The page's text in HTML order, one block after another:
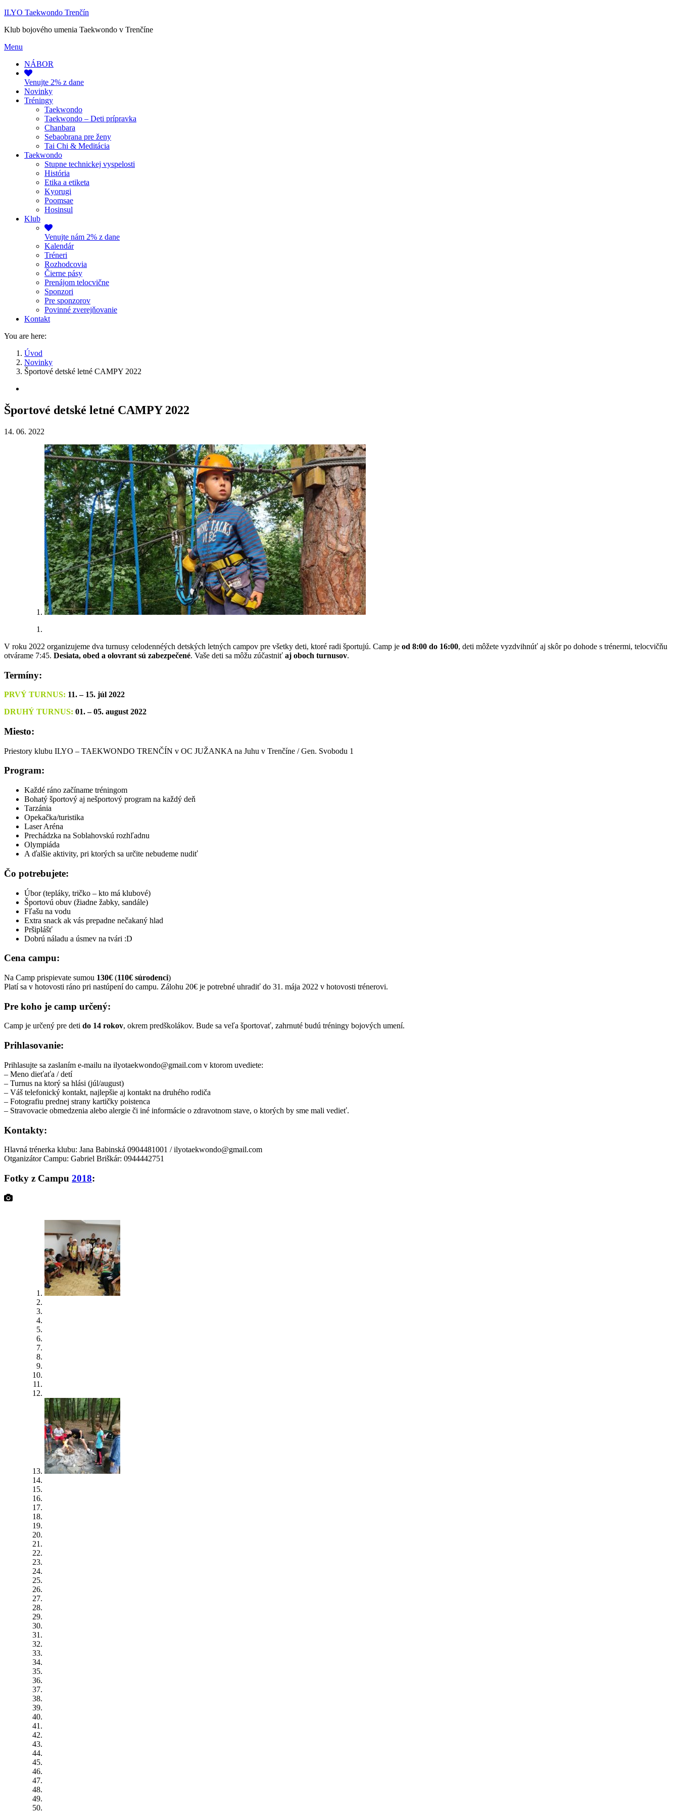
ILYO Taekwondo Trenčín
Klub bojového umenia Taekwondo v Trenčíne
Menu
NÁBOR
Venujte 2% z dane
Novinky
Tréningy
Taekwondo
Taekwondo – Deti prípravka
Chanbara
Sebaobrana pre ženy
Tai Chi & Meditácia
Taekwondo
Stupne technickej vyspelosti
História
Etika a etiketa
Kyorugi
Poomsae
Hosinsul
Klub
Venujte nám 2% z dane
Kalendár
Tréneri
Rozhodcovia
Čierne pásy
Prenájom telocvične
Sponzori
Pre sponzorov
Povinné zverejňovanie
Kontakt
You are here:
Úvod
Novinky
Športové detské letné CAMPY 2022
Športové detské letné CAMPY 2022
14. 06. 2022
V roku 2022 organizujeme dva turnusy celodennéých detských letných campov pre všetky deti, ktoré radi športujú. Camp je od 8:00 do 16:00, deti môžete vyzdvihnúť aj skôr po dohode s trénermi, telocvičňu
otvárame 7:45. Desiata, obed a olovrant sú zabezpečené. Vaše deti sa môžu zúčastniť aj oboch turnusov.
Termíny:
PRVÝ TURNUS: 11. – 15. júl 2022
DRUHÝ TURNUS: 01. – 05. august 2022
Miesto:
Priestory klubu ILYO – TAEKWONDO TRENČÍN v OC JUŽANKA na Juhu v Trenčíne / Gen. Svobodu 1
Program:
Každé ráno začíname tréningom
Bohatý športový aj nešportový program na každý deň
Tarzánia
Opekačka/turistika
Laser Aréna
Prechádzka na Soblahovskú rozhľadnu
Olympiáda
A ďalšie aktivity, pri ktorých sa určite nebudeme nudiť
Čo potrebujete:
Úbor (tepláky, tričko – kto má klubové)
Športovú obuv (žiadne žabky, sandále)
Fľašu na vodu
Extra snack ak vás prepadne nečakaný hlad
Pršiplášť
Dobrú náladu a úsmev na tvári :D
Cena campu:
Na Camp prispievate sumou 130€ (110€ súrodenci)
Platí sa v hotovosti ráno pri nastúpení do campu. Zálohu 20€ je potrebné uhradiť do 31. mája 2022 v hotovosti trénerovi.
Pre koho je camp určený:
Camp je určený pre deti do 14 rokov, okrem predškolákov. Bude sa veľa športovať, zahrnuté budú tréningy bojových umení.
Prihlasovanie:
Prihlasujte sa zaslaním e-mailu na ilyotaekwondo@gmail.com v ktorom uvediete:
– Meno dieťaťa / detí
– Turnus na ktorý sa hlási (júl/august)
– Váš telefonický kontakt, najlepšie aj kontakt na druhého rodiča
– Fotografiu prednej strany kartičky poistenca
– Stravovacie obmedzenia alebo alergie či iné informácie o zdravotnom stave, o ktorých by sme mali vedieť.
Kontakty:
Hlavná trénerka klubu: Jana Babinská 0904481001 / ilyotaekwondo@gmail.com
Otganizátor Campu: Gabriel Briškár: 0944442751
Fotky z Campu 2018: